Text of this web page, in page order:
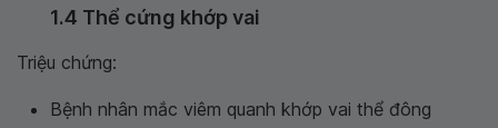
1.4 Thể cứng khớp vai
Triệu chứng:
Bệnh nhân mắc viêm quanh khớp vai thể đông